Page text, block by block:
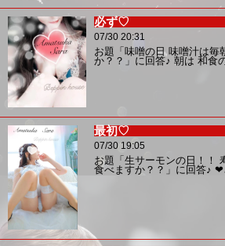
必ず♡
07/30 20:31
お題「味噌の日 味噌汁は毎
か？？」に回答♪ 朝は 和食
最初♡
07/30 19:05
お題「生サーモンの日！！
食べますか？？」に回答♪